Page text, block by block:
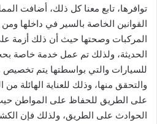
توافرها، تابع معنا كل ذلك، أضافت
القوانين الخاصة بالسير في داخلها
المركبات وصحتها حيث أن ذلك أزمة
الحديثة، ولذلك تم عمل خدمة خاصة
للسيارات والتي بواسطتها يتم
والتحقق منها، وذلك للعناية الهائلة
على الطريق للحفاظ على المواطن
الحوادث على الطريق، ولذلك فإن